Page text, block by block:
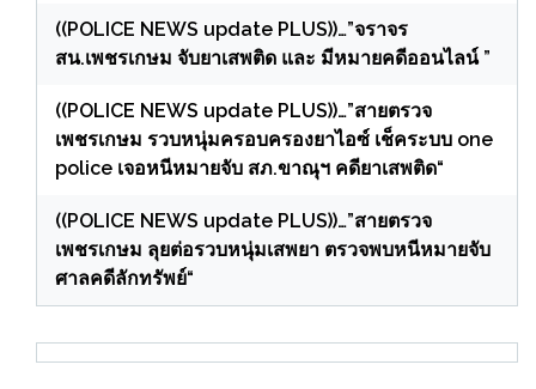
((POLICE NEWS update PLUS))…”จราจร
สน.เพชรเกษม จับยาเสพติด และ มีหมายคดีออนไลน์ ”
((POLICE NEWS update PLUS))…”สายตรวจ
เพชรเกษม รวบหนุ่มครอบครองยาไอซ์ เช็คระบบ one
police เจอหนีหมายจับ สภ.ขาณุฯ คดียาเสพติด“
((POLICE NEWS update PLUS))…”สายตรวจ
เพชรเกษม ลุยต่อรวบหนุ่มเสพยา ตรวจพบหนีหมายจับ
ศาลคดีลักทรัพย์“